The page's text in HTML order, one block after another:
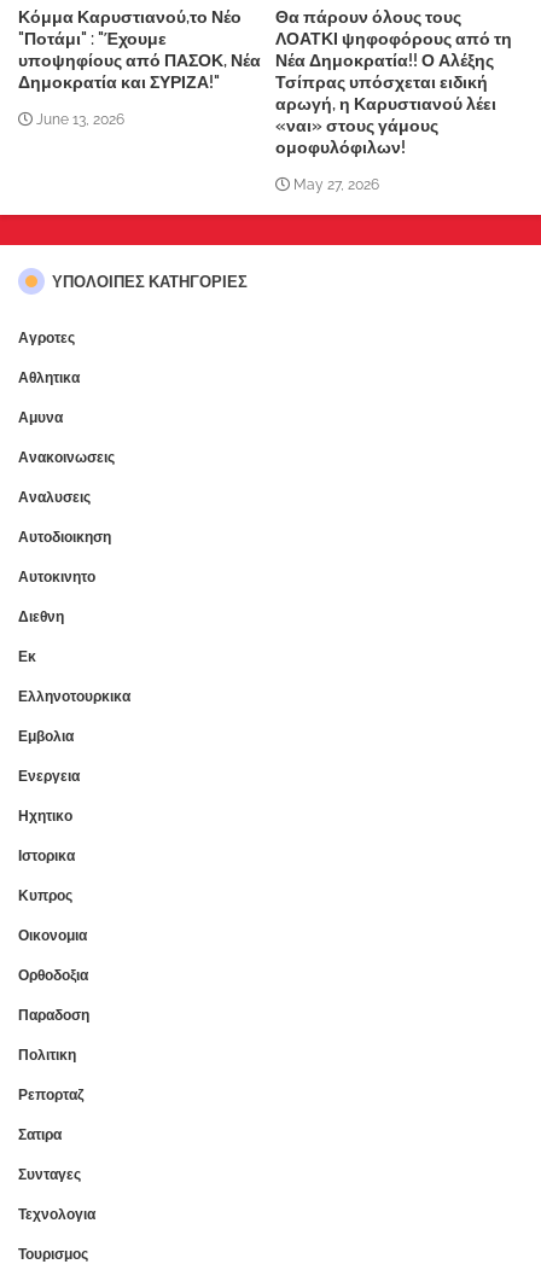
Κόμμα Καρυστιανού,το Νέο
"Ποτάμι" : "Έχουμε
υποψηφίους από ΠΑΣΟΚ, Νέα
Δημοκρατία και ΣΥΡΙΖΑ!"
June 13, 2026
Θα πάρουν όλους τους
ΛΟΑΤΚΙ ψηφοφόρους από τη
Νέα Δημοκρατία!! Ο Αλέξης
Τσίπρας υπόσχεται ειδική
αρωγή, η Καρυστιανού λέει
«ναι» στους γάμους
ομοφυλόφιλων!
May 27, 2026
ΥΠΌΛΟΙΠΕΣ ΚΑΤΗΓΟΡΊΕΣ
Αγροτες
Αθλητικα
Αμυνα
Ανακοινωσεις
Αναλυσεις
Αυτοδιοικηση
Αυτοκινητο
Διεθνη
Εκ
Ελληνοτουρκικα
Εμβολια
Ενεργεια
Ηχητικο
Ιστορικα
Κυπρος
Οικονομια
Ορθοδοξια
Παραδοση
Πολιτικη
Ρεπορταζ
Σατιρα
Συνταγες
Τεχνολογια
Τουρισμος